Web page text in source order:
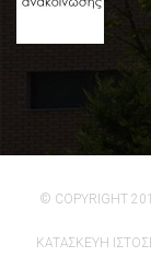
28
© COPYRIGHT
ΚΑΤΑΣΚΕΥΗ